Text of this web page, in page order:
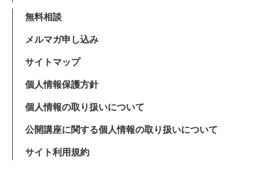
無料相談
メルマガ申し込み
サイトマップ
個人情報保護方針
個人情報の取り扱いについて
公開講座に関する個人情報の取り扱いについて
サイト利用規約